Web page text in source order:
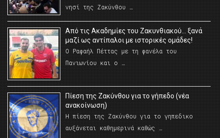
νησί της Ζακύνθου …
Από τις Ακαδημίες του Ζακυνθιακού… ξανά
μαζί ως αντίπαλοι με ιστορικές ομάδες!
Ο Ραφαήλ Πέττας με τη φανέλα του
Πανιωνίου και ο …
Πίεση της Ζακύνθου για το γήπεδο (νέα
ανακοίνωση)
Η πίεση της Ζακύνθου για το γηπεδικο
αυξάνεται καθημερινά καθώς …